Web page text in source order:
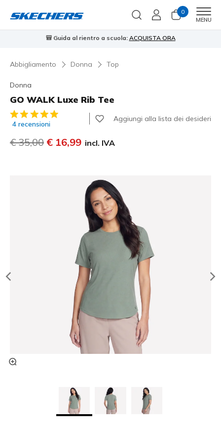
0
MENU
⭐Skechers VIP:reso gratuito entro 45 giorni per i
Abbigliamento Donna Top
Donna
GO WALK Luxe Rib Tee
Valutazione cliente 3,3 su 5
4 recensioni
Aggiungi alla lista dei desideri
Prezzo ridotto da
€ 35,00 per
€ 16,99 incl. IVA